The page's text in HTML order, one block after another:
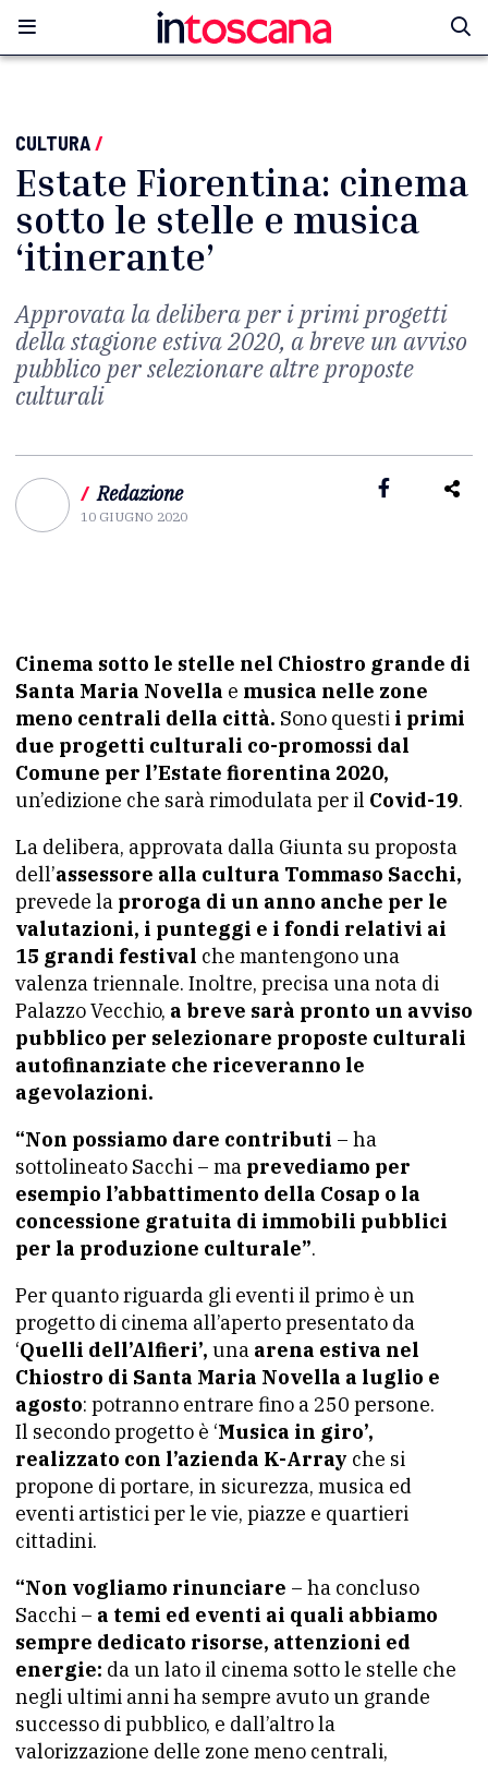
CULTURA/
Estate Fiorentina: cinema
sotto le stelle e musica
‘itinerante’
Approvata la delibera per i primi progetti
della stagione estiva 2020, a breve un avviso
pubblico per selezionare altre proposte
culturali
/ Redazione
10 GIUGNO 2020
Cinema sotto le stelle nel Chiostro grande di
Santa Maria Novella e musica nelle zone
meno centrali della città. Sono questi i primi
due progetti culturali co-promossi dal
Comune per l’Estate fiorentina 2020,
un’edizione che sarà rimodulata per il Covid-19.
La delibera, approvata dalla Giunta su proposta
dell’assessore alla cultura Tommaso Sacchi,
prevede la proroga di un anno anche per le
valutazioni, i punteggi e i fondi relativi ai
15 grandi festival che mantengono una
valenza triennale. Inoltre, precisa una nota di
Palazzo Vecchio, a breve sarà pronto un avviso
pubblico per selezionare proposte culturali
autofinanziate che riceveranno le
agevolazioni.
“Non possiamo dare contributi – ha
sottolineato Sacchi – ma prevediamo per
esempio l’abbattimento della Cosap o la
concessione gratuita di immobili pubblici
per la produzione culturale”.
Per quanto riguarda gli eventi il primo è un
progetto di cinema all’aperto presentato da
‘Quelli dell’Alfieri’, una arena estiva nel
Chiostro di Santa Maria Novella a luglio e
agosto: potranno entrare fino a 250 persone.
Il secondo progetto è ‘Musica in giro’,
realizzato con l’azienda K-Array che si
propone di portare, in sicurezza, musica ed
eventi artistici per le vie, piazze e quartieri
cittadini.
“Non vogliamo rinunciare – ha concluso
Sacchi – a temi ed eventi ai quali abbiamo
sempre dedicato risorse, attenzioni ed
energie: da un lato il cinema sotto le stelle che
negli ultimi anni ha sempre avuto un grande
successo di pubblico, e dall’altro la
valorizzazione delle zone meno centrali,